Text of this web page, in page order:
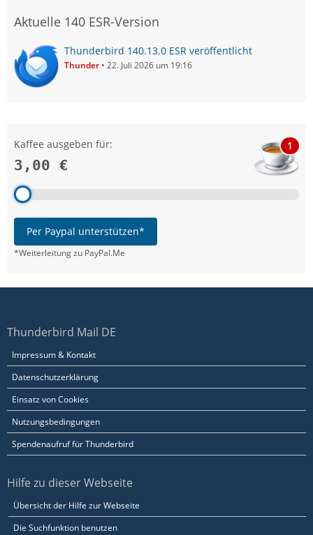
Aktuelle 140 ESR-Version
Thunderbird 140.13.0 ESR veröffentlicht
Thunder 22. Juli 2026 um 19:16
Kaffee ausgeben für:
3,00 €
1
Per Paypal unterstützen*
*Weiterleitung zu PayPal.Me
Thunderbird Mail DE
Impressum & Kontakt
Datenschutzerklärung
Einsatz von Cookies
Nutzungsbedingungen
Spendenaufruf für Thunderbird
Hilfe zu dieser Webseite
Übersicht der Hilfe zur Webseite
Die Suchfunktion benutzen